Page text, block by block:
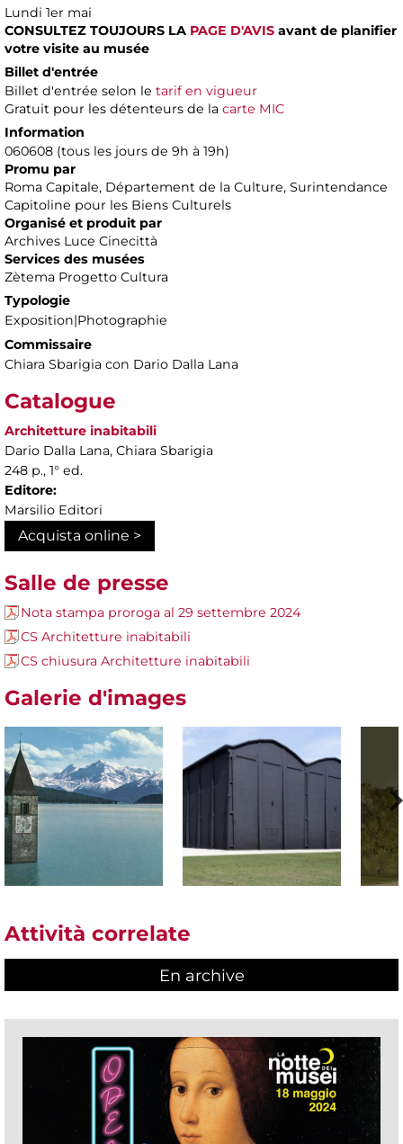
Lundi 1er mai
CONSULTEZ TOUJOURS LA PAGE D'AVIS avant de planifier
votre visite au musée
Billet d'entrée
Billet d'entrée selon le tarif en vigueur
Gratuit pour les détenteurs de la carte MIC
Information
060608 (tous les jours de 9h à 19h)
Promu par
Roma Capitale, Département de la Culture, Surintendance
Capitoline pour les Biens Culturels
Organisé et produit par
Archives Luce Cinecittà
Services des musées
Zètema Progetto Cultura
Typologie
Exposition|Photographie
Commissaire
Chiara Sbarigia con Dario Dalla Lana
Catalogue
Architetture inabitabili
Dario Dalla Lana, Chiara Sbarigia
248 p., 1° ed.
Editore:
Marsilio Editori
Acquista online >
Salle de presse
Nota stampa proroga al 29 settembre 2024
CS Architetture inabitabili
CS chiusura Architetture inabitabili
Galerie d'images
Attività correlate
En archive